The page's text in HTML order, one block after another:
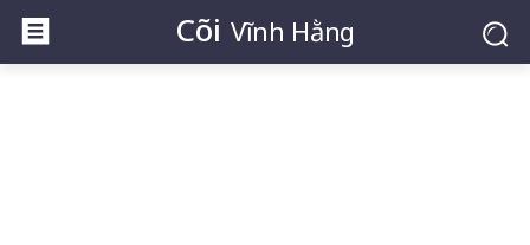
Cõi Vĩnh Hằng